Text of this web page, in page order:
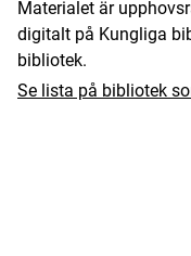
Materialet är
digitalt på Kungliga
bibliotek.
Se lista på bibliotek